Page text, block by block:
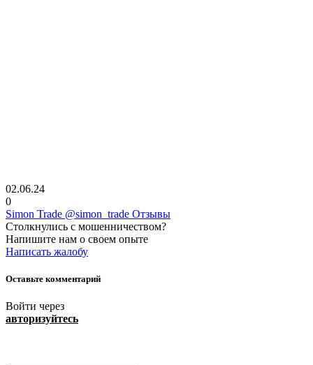
02.06.24
0
Simon Trade @simon_trade Отзывы
Столкнулись с мошенничеством?
Напишите нам о своем опыте
Написать жалобу
Оставьте комментарий
Войти через
авторизуйтесь